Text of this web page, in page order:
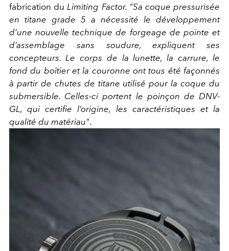
fabrication duLimiting Factor. "Sa coque pressurisée
en titane grade 5 a nécessité le développement
d’une nouvelle technique de forgeage de pointe et
d’assemblage sans soudure, expliquent ses
concepteurs. Le corps de la lunette, la carrure, le
fond du boîtier et la couronne ont tous été façonnés
à partir de chutes de titane utilisé pour la coque du
submersible. Celles-ci portent le poinçon de DNV-
GL, qui certifie l’origine, les caractéristiques et la
qualité du matériau".